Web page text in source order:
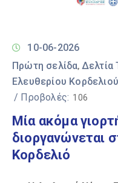
10-06-2026
Πρώτη σελίδα‚ Δελτία
Ελευθερίου Κορδελιού
/ Προβολές: 106
Μία ακόμα
διοργανώνεται
Κορδελιό